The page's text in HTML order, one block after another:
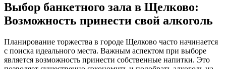
Выбор банкетного зала в Щелково:
Возможность принести свой алкоголь
Планирование торжества в городе Щелково часто начинается
с поиска идеального места. Важным аспектом при выборе
является возможность принести собственные напитки. Это